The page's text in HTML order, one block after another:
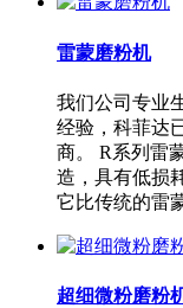
雷蒙磨粉机
我们公司专业
经验，科菲达
商。 R系列雷
造，具有低损
它比传统的雷
超细微粉磨粉